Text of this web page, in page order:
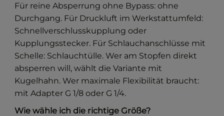
Für reine Absperrung ohne Bypass: ohne
Durchgang. Für Druckluft im Werkstattumfeld:
Schnellverschlusskupplung oder
Kupplungsstecker. Für Schlauchanschlüsse mit
Schelle: Schlauchtülle. Wer am Stopfen direkt
absperren will, wählt die Variante mit
Kugelhahn. Wer maximale Flexibilität braucht:
mit Adapter G 1/8 oder G 1/4.
Wie wähle ich die richtige Größe?